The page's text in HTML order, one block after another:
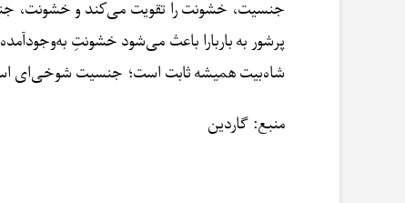
جنسیت، خشونت را تقویت می‌کند و خشونت،
پرشور به باربارا باعث می‌شود خشونتِ
شاه‌بیت همیشه ثابت است؛ جنسیت شوخی‌ای
منبع: گاردین